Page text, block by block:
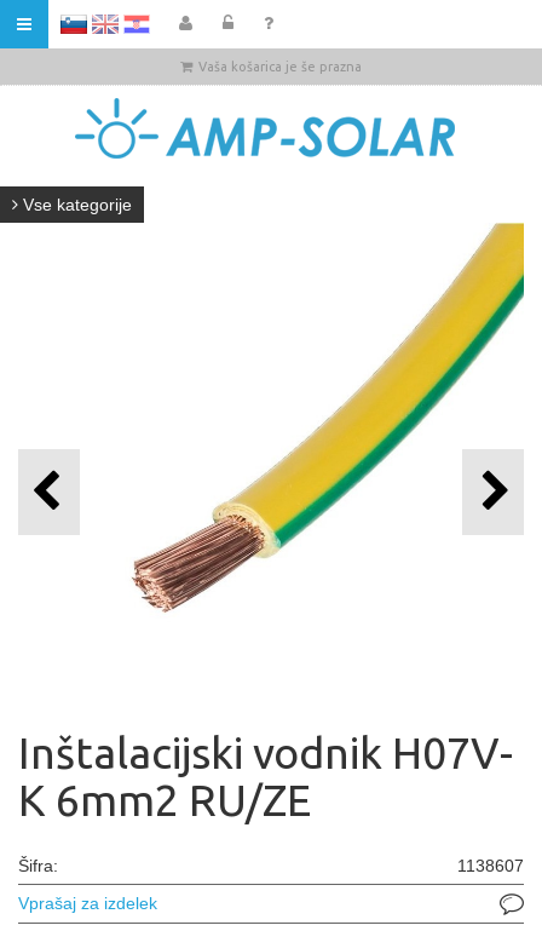
HR
Vaša košarica je še prazna
Vse kategorije
Inštalacijski vodnik H07V-
K 6mm2 RU/ZE
Šifra:
1138607
Vprašaj za izdelek